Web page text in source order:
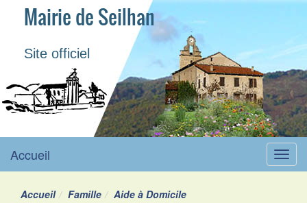
Mairie de Seilhan
Site officiel
Menu
Accueil
Accueil Famille Aide à Domicile